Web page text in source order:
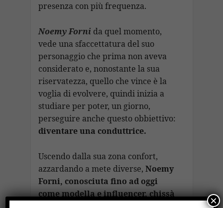
presenza con più frequenza.
Noemy Forni da quel momento,
vede una sfaccettatura del suo
personaggio che prima non aveva
considerato e, nonostante la sua
riservatezza, quello che vince è la
voglia di evolvere, quindi inizia a
studiare per poter, un giorno,
perseguire anche questo obbiettivo:
diventare una conduttrice.
Uscendo dalla sua zona confort,
azzardando a mete diverse, Noemy
Forni, conosciuta fino ad oggi
come modella e influencer, chissà
×